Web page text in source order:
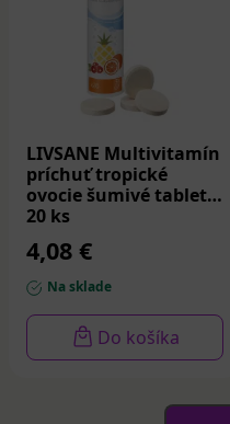
LIVSANE Multivitamín
príchuť tropické
ovocie šumivé tablety
20 ks
4,08 €
Na sklade
Do košíka